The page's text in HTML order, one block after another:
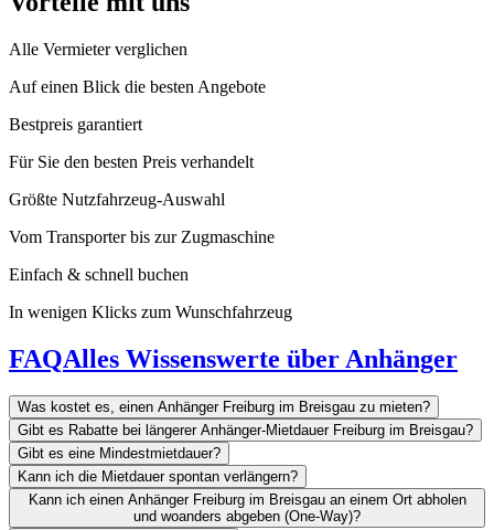
Alle Vermieter verglichen
Auf einen Blick die besten Angebote
Bestpreis garantiert
Für Sie den besten Preis verhandelt
Größte Nutzfahrzeug-Auswahl
Vom Transporter bis zur Zugmaschine
Einfach & schnell buchen
In wenigen Klicks zum Wunschfahrzeug
FAQAlles Wissenswerte über Anhänger
Was kostet es, einen Anhänger Freiburg im Breisgau zu mieten?
Gibt es Rabatte bei längerer Anhänger-Mietdauer Freiburg im Breisgau?
Gibt es eine Mindestmietdauer?
Kann ich die Mietdauer spontan verlängern?
Kann ich einen Anhänger Freiburg im Breisgau an einem Ort abholen
und woanders abgeben (One-Way)?